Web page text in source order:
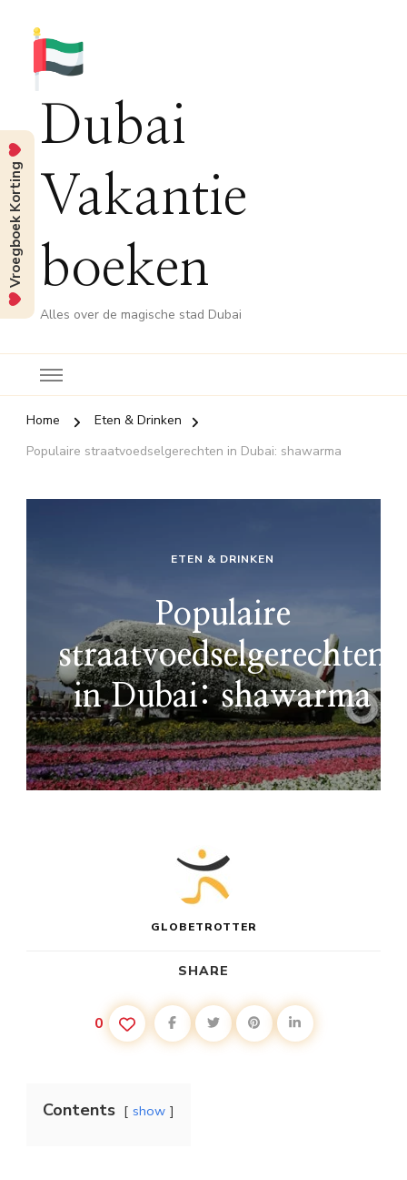
Dubai
Vakantie
boeken
Alles over de magische stad Dubai
Home
Eten & Drinken
Populaire straatvoedselgerechten in Dubai: shawarma
ETEN & DRINKEN
Populaire
straatvoedselgerechten
in Dubai: shawarma
GLOBETROTTER
SHARE
0
Contents show
Vroegboek Korting